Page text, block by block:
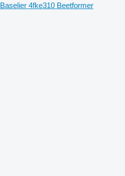
Baselier 4fke310 Beetformer